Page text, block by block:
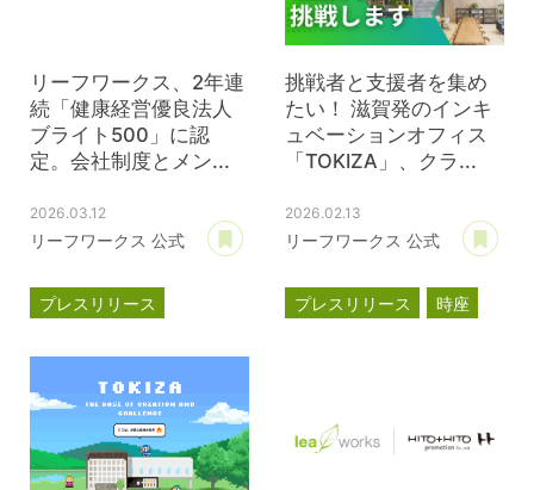
リーフワークス、2年連
続「健康経営優良法人
ブライト500」に認
定。会社制度とメン...
2026.03.12
リーフワークス 公式
あとで読む
プレスリリース
ブライト500
挑戦者と支援者を集め
たい！ 滋賀発のインキ
ュベーションオフィス
「TOKIZA」、クラ...
2026.02.13
リーフワークス 公式
プレスリリース
時座
クラウドファンディング